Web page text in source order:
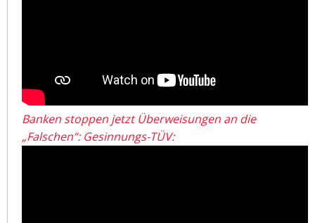
Banken stoppen jetzt Überweisungen an die
„Falschen“: Gesinnungs-TÜV: